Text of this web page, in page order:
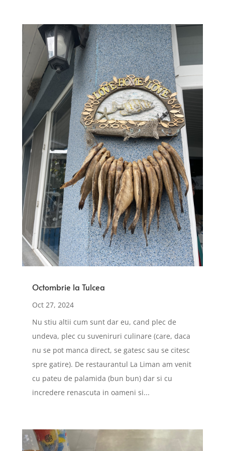
Octombrie la Tulcea
Oct 27, 2024
Nu stiu altii cum sunt dar eu, cand plec de
undeva, plec cu suveniruri culinare (care, daca
nu se pot manca direct, se gatesc sau se citesc
spre gatire). De restaurantul La Liman am venit
cu pateu de palamida (bun bun) dar si cu
incredere renascuta in oameni si...